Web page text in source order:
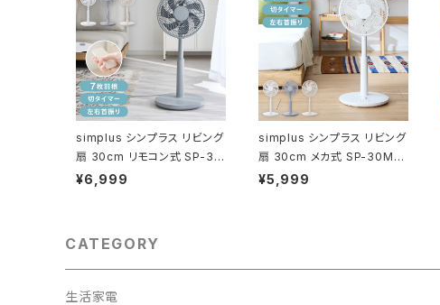
simplus シンプラス リビング
扇 30cm リモコン式 SP-30
RD-01 7枚羽 扇風機 シンプ
¥6,999
simplus シンプラス リビング
扇 30cm メカ式 SP-30MD
-01 7枚羽 扇風機 シンプル
¥5,999
CATEGORY
生活家電